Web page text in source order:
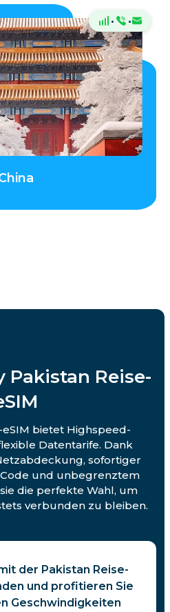
· ·
Pakistan Reise-
eSIM bietet Highspeed-
Datentarife. Dank
sofortiger
und unbegrenztem
die perfekte Wahl, um
verbunden zu bleiben.
der Pakistan Reise-
und profitieren Sie
Geschwindigkeiten